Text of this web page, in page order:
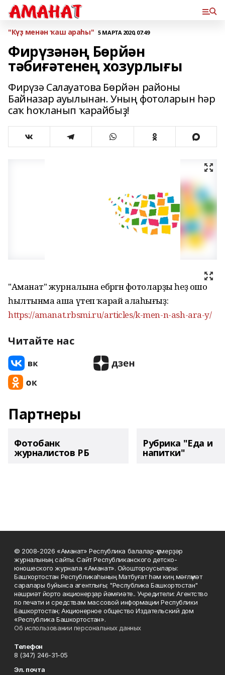
"Күҙ менән ҡаш араһы" 5 МАРТА 2020, 07:49
Фирүзәнәң Бөрйән
тәбиғәтенең хозурлығы
Фирүзә Салауатова Бөрйән районы
Байназар ауылынан. Уның фотоларын һәр
саҡ һоҡланып ҡарайбыҙ!
"Аманат" журналына ебәргән фотоларҙы һеҙ ошо
һылтынма аша үтеп ҡарай алаһығыҙ:
https://amanat.rbsmi.ru/articles/k-men-n-ash-ara-y/
Читайте нас
Партнеры
Фотобанк
журналистов РБ
Рубрика "Еда и
напитки"
© 2008-2026 «Аманат» Республика балалар-үҫмерҙәр
журналының сайты. Сайт Республиканского детско-
юношеского журнала «Аманат». Ойоштороусылары:
Башҡортостан Республикаһының Матбуғат һәм киң мәғлүмәт
саралары буйынса агентлығы; "Республика Башкортостан"
нәшриәт йорто акционерҙар йәмғиәте.. Учредители: Агентство
по печати и средствам массовой информации Республики
Башкортостан; Акционерное общество Издательский дом
«Республика Башкортостан».
Об использовании персональных данных
Телефон
8 (347) 246-31-05
Эл. почта